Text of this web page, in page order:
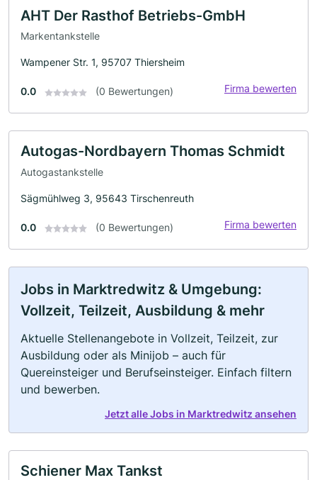
AHT Der Rasthof Betriebs-GmbH
Markentankstelle
Wampener Str. 1, 95707 Thiersheim
0.0 (0 Bewertungen) Firma bewerten
Autogas-Nordbayern Thomas Schmidt
Autogastankstelle
Sägmühlweg 3, 95643 Tirschenreuth
0.0 (0 Bewertungen) Firma bewerten
Jobs in Marktredwitz & Umgebung:
Vollzeit, Teilzeit, Ausbildung & mehr
Aktuelle Stellenangebote in Vollzeit, Teilzeit, zur
Ausbildung oder als Minijob – auch für
Quereinsteiger und Berufseinsteiger. Einfach filtern
und bewerben.
Jetzt alle Jobs in Marktredwitz ansehen
Schiener Max Tankst